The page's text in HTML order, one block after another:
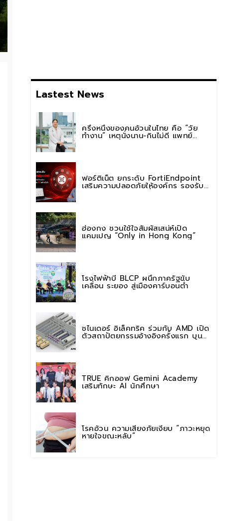
Lastest News
ครึ่งหนึ่งของคนอ้วนในไทย คือ “วัย
ทำงาน” เหตุนั่งนาน-กินไม่ดี แพทย์
รพ.วิมุต พหลโยธิน เตือน “อย่าดูแค่เลข
ฟอร์ติเน็ต ยกระดับ FortiEndpoint
เสริมความปลอดภัยให้องค์กร รองรับ
ฮ่องกง ชวนใช้ใจสัมผัสเสน่ห์เปิด
แคมเปญ “Only in Hong Kong”
โรงไฟฟ้าบี BLCP ผนึกภาครัฐขับ
เคลื่อน ระยอง สู่เมืองคาร์บอนต่ำ
ชไนเดอร์ อิเล็คทริค ร่วมกับ AMD เปิด
ตัวสถาปัตยกรรมอ้างอิงครั้งแรก บน
แพลตฟอร์ม “Helios” เร่งการติดตั้งใช้
TRUE คิกออฟ Gemini Academy
เสริมทักษะ AI นักศึกษา
โรคอ้วน ความเสี่ยงภัยเงียบ “ภาวะหยุด
หายใจขณะหลับ”